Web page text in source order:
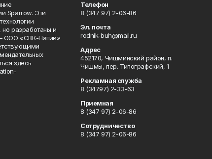
Sparrow. Эти
разработаны и
ООО «СВК-Натив»
здесь
Телефон
8 (347 97) 2-06-86
Эл. почта
rodnik-buh@mail.ru
Адрес
452170, Чишминский район, п.
Чишмы, пер. Типографский, 1
Рекламная служба
8 (34797) 2-33-63
Приемная
8 (347 97) 2-06-86
Сотрудничество
8 (347 97) 2-06-86